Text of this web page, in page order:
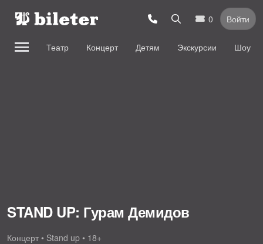
0 Войти
Театр Концерт Детям Экскурсии Шоу
STAND UP: Гурам Демидов
Концерт • Stand up • 18+